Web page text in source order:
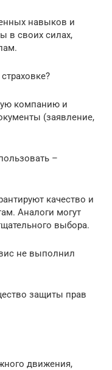
навыков и
в своих силах,
компанию и
(заявление,
–
качество и
Аналоги могут
выбора.
не выполнил
защиты прав
движения,